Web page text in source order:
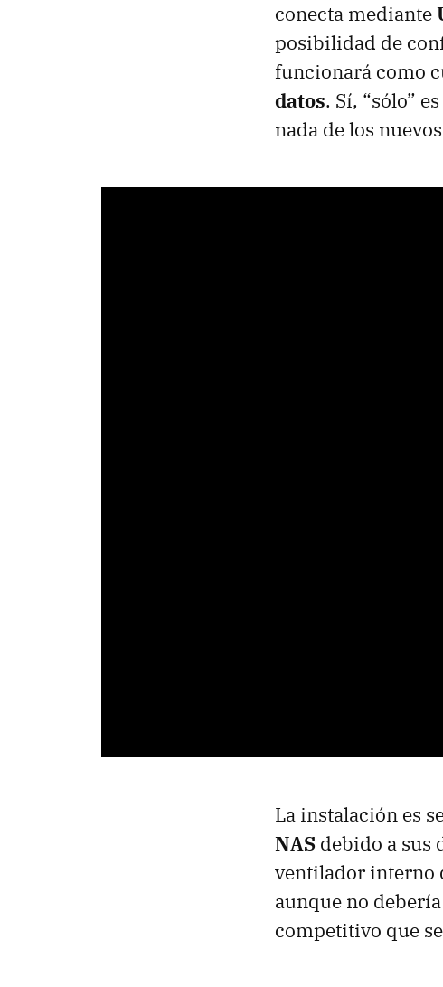
conecta mediante
posibilidad de
funcionará como
datos. Sí, “sólo”
nada de los
La instalación es
NAS debido a
ventilador interno
aunque no
competitivo que